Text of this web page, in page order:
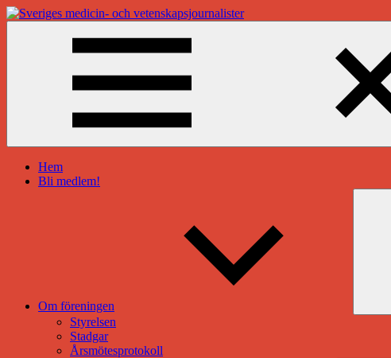
Hoppa
till
Hem
Bli medlem!
Om föreningen
Styrelsen
Stadgar
Årsmötesprotokoll